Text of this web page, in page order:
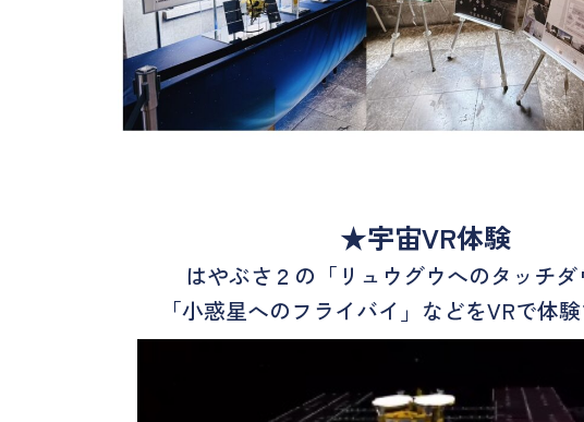
★宇宙VR体験
はやぶさ２の「リュウグウへのタッチ
「小惑星へのフライバイ」などをVRで体験